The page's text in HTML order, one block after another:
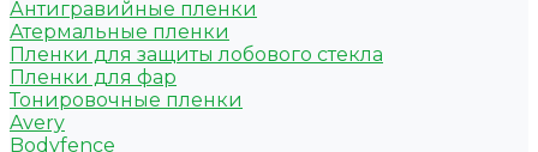
Антигравийные пленки
Атермальные пленки
Пленки для защиты лобового стекла
Пленки для фар
Тонировочные пленки
Avery
Bodyfence